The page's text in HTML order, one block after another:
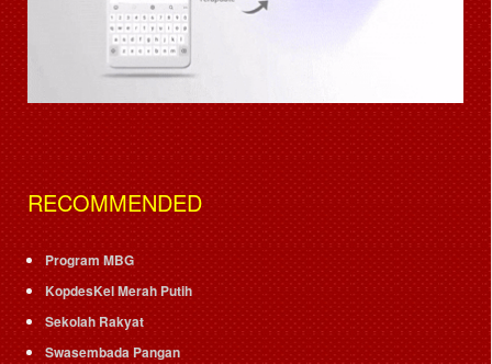
RECOMMENDED
Program MBG
KopdesKel Merah Putih
Sekolah Rakyat
Swasembada Pangan